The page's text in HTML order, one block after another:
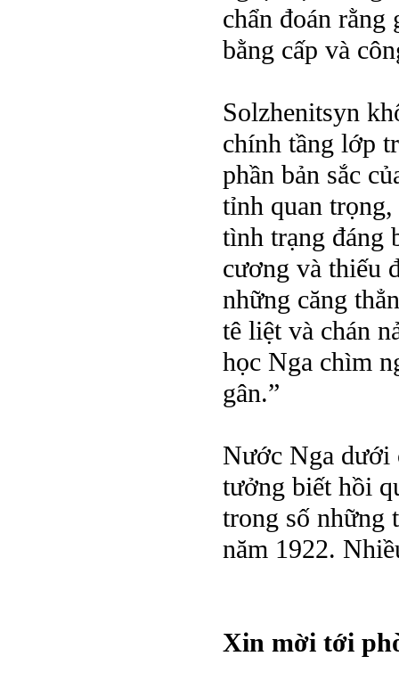
chẩn đoán
bằng cấp và
Solzhenitsyn
chính tầng lớp
phần bản sắc
tỉnh quan
tình trạng đáng
cương và thiếu
những căng
tê liệt và chán
học Nga chìm
gân.”
Nước Nga dưới
tưởng biết hồi
trong số những
năm 1922.
Xin mời tới